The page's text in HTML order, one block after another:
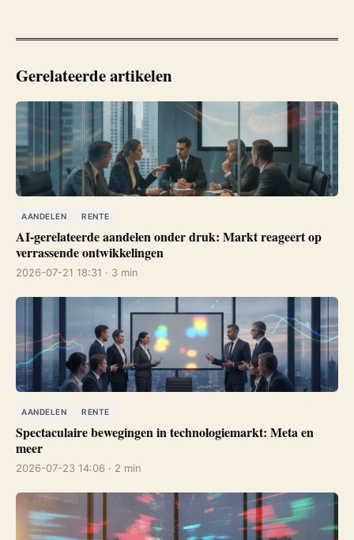
Gerelateerde artikelen
AANDELEN RENTE
AI-gerelateerde aandelen onder druk: Markt reageert op
verrassende ontwikkelingen
2026-07-21 18:31 · 3 min
AANDELEN RENTE
Spectaculaire bewegingen in technologiemarkt: Meta en
meer
2026-07-23 14:06 · 2 min